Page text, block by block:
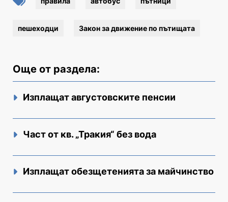
пешеходци Закон за движение по пътищата
Още от раздела:
Изплащат августовските пенсии
Част от кв. „Тракия“ без вода
Изплащат обезщетенията за майчинство